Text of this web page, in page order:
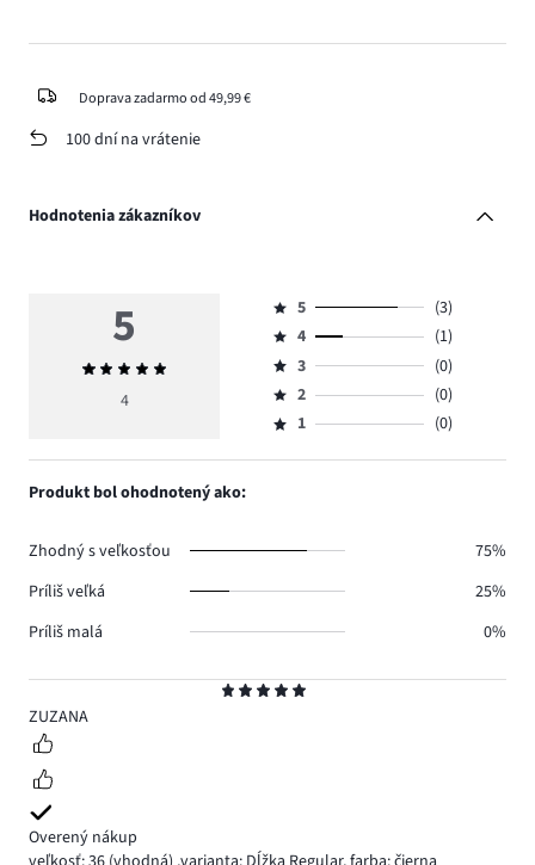
Doprava zadarmo od 49,99 €
100 dní na vrátenie
Hodnotenia zákazníkov
5
ZUZANA
Overený nákup
5
Priemerné
hodnotenie
4
Hodnotenie
5,
počet
hlasov
3.
5
(3)
Hodnotenie
4,
počet
hlasov
4
(1)
Hodnotenie
3,
počet
3
(0)
Hodnotenie
2,
2
(0)
Hodnotenie
1,
1 (0)
Produkt bol ohodnotený ako:
Zhodný s veľkosťou
75%
Príliš veľká
25%
Príliš malá
0%